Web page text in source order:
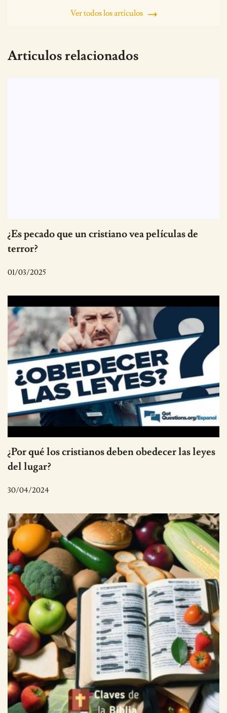
Ver todos los artículos
Articulos relacionados
¿Es pecado que un cristiano vea películas de
terror?
01/03/2025
¿Por qué los cristianos deben obedecer las leyes
del lugar?
30/04/2024